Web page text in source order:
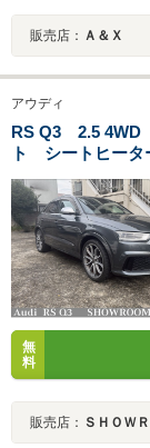
販売店： Ａ＆Ｘ
アウディ
RS Q3 2.5 4WD
ト シートヒー
無
料
販売店： ＳＨＯＷ